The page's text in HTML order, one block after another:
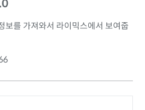
보를 가져와서 라이믹스에서 보여줍